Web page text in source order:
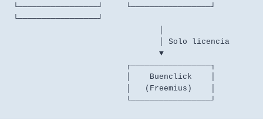
└─────────────────┘     └─────────────────┘
└─────────────────┘